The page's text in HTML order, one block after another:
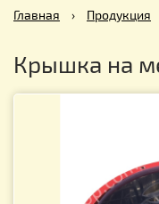
Главная › Продукция
Крышка на